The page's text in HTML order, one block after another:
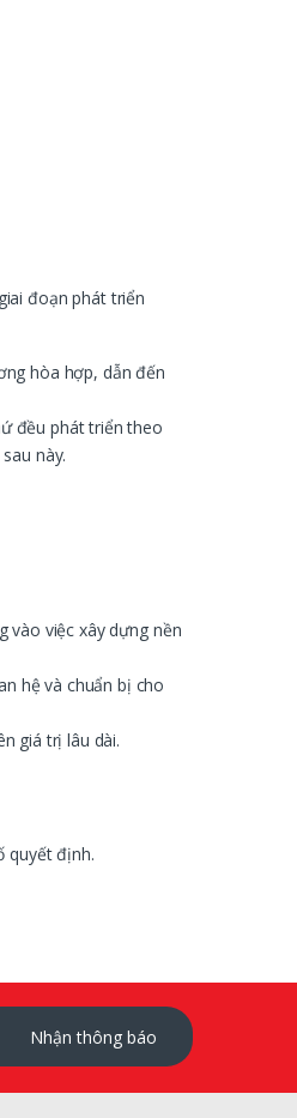
đoạn phát triển
hòa hợp, dẫn đến
đều phát triển theo
này.
vào việc xây dựng nền
hệ và chuẩn bị cho
giá trị lâu dài.
quyết định.
Nhận thông báo